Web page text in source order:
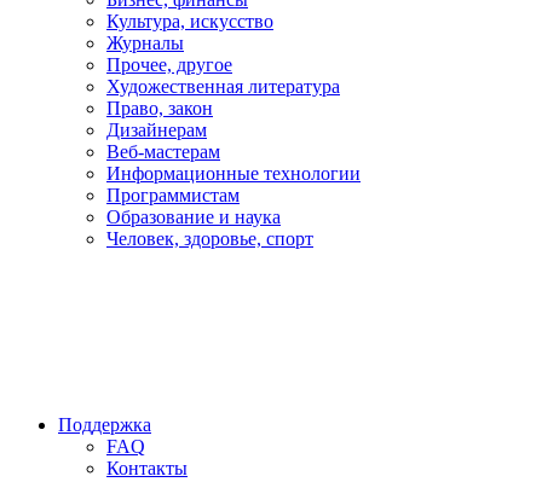
Культура, искусство
Журналы
Прочее, другое
Художественная литература
Право, закон
Дизайнерам
Веб-мастерам
Информационные технологии
Программистам
Образование и наука
Человек, здоровье, спорт
Поддержка
FAQ
Контакты